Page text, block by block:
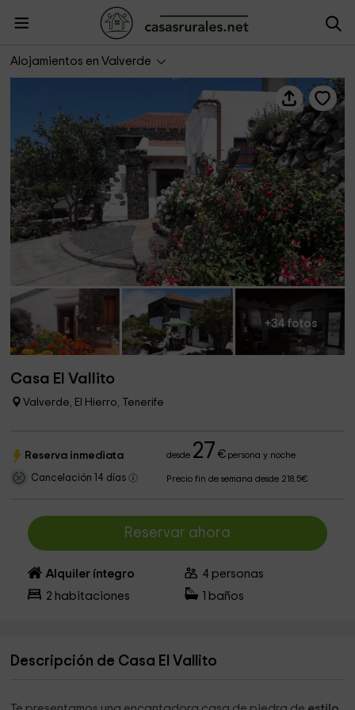
Alojamientos en Valverde
+34 fotos
Casa El Vallito
Valverde, El Hierro, Tenerife
Reserva inmediata desde 27 €persona y noche
Cancelación 14 días Precio fin de semana desde 218.5€
Reservar ahora
Alquiler íntegro 4 personas
2 habitaciones baños
Descripción de Casa El Vallito